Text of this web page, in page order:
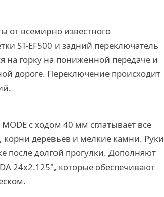
от всемирно известного
ST-EF500 и задний переключатель
на горку на пониженной передаче и
дороге. Переключение происходит
с ходом 40 мм сглатывает все
корни деревьев и мелкие камни. Руки
после долгой прогулки. Дополняют
24х2.125", которые обеспечивают